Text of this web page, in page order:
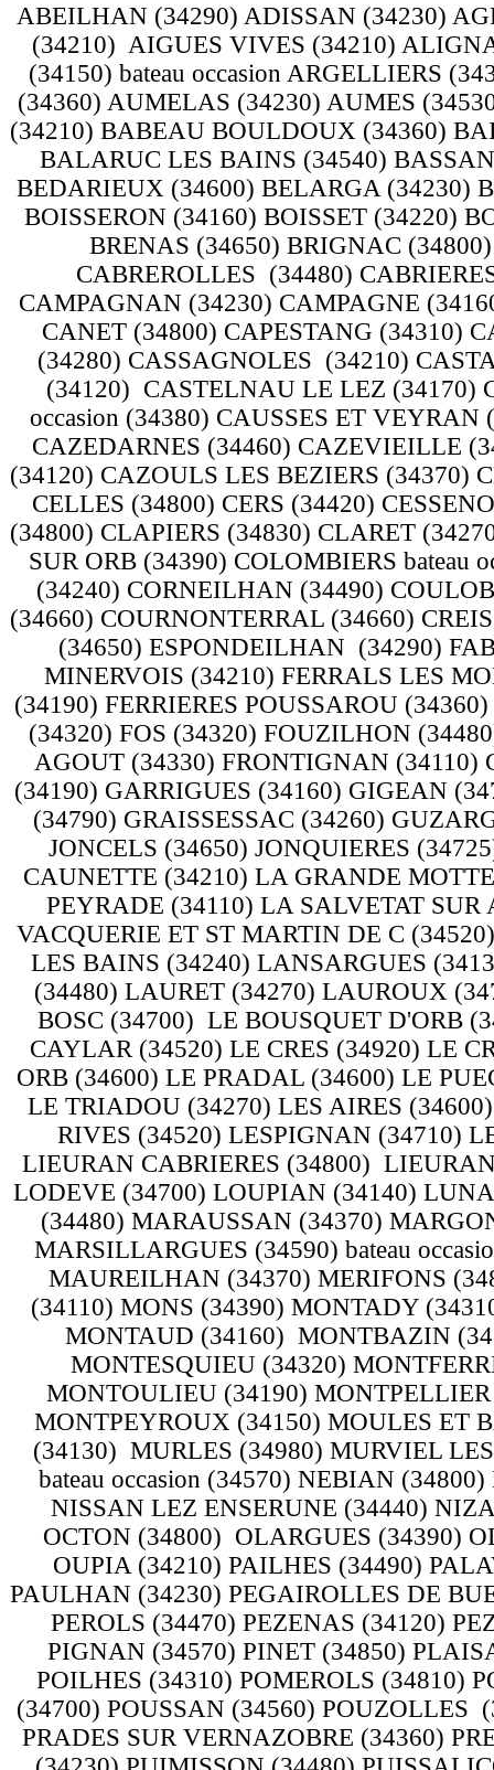
ABEILHAN (34290) ADISSAN (34230)
(34210) AIGUES VIVES (34210)
(34150) bateau occasion ARGELLIERS
(34360) AUMELAS (34230) AUMES
(34210) BABEAU BOULDOUX (34360)
BALARUC LES BAINS (34540)
BEDARIEUX (34600) BELARGA (34230)
BOISSERON (34160) BOISSET (34220)
BRENAS (34650) BRIGNAC
CABREROLLES (34480)
CAMPAGNAN (34230) CAMPAGNE
CANET (34800) CAPESTANG (34310)
(34280) CASSAGNOLES (34210)
(34120) CASTELNAU LE LEZ (34170)
occasion (34380) CAUSSES ET
CAZEDARNES (34460) CAZEVIEILLE
(34120) CAZOULS LES BEZIERS (34370)
CELLES (34800) CERS (34420)
(34800) CLAPIERS (34830) CLARET
SUR ORB (34390) COLOMBIERS
(34240) CORNEILHAN (34490)
(34660) COURNONTERRAL (34660)
(34650) ESPONDEILHAN (34290)
MINERVOIS (34210) FERRALS LES
(34190) FERRIERES POUSSAROU
(34320) FOS (34320) FOUZILHON
AGOUT (34330) FRONTIGNAN
(34190) GARRIGUES (34160) GIGEAN
(34790) GRAISSESSAC (34260)
JONCELS (34650) JONQUIERES
CAUNETTE (34210) LA GRANDE
PEYRADE (34110) LA SALVETAT
VACQUERIE ET ST MARTIN DE C
LES BAINS (34240) LANSARGUES
(34480) LAURET (34270) LAUROUX
BOSC (34700) LE BOUSQUET D'ORB
CAYLAR (34520) LE CRES (34920) LE
ORB (34600) LE PRADAL (34600) LE
LE TRIADOU (34270) LES AIRES
RIVES (34520) LESPIGNAN (34710)
LIEURAN CABRIERES (34800)
LODEVE (34700) LOUPIAN (34140)
(34480) MARAUSSAN (34370)
MARSILLARGUES (34590) bateau
MAUREILHAN (34370) MERIFONS
(34110) MONS (34390) MONTADY
MONTAUD (34160) MONTBAZIN
MONTESQUIEU (34320)
MONTOULIEU (34190)
MONTPEYROUX (34150) MOULES ET
(34130) MURLES (34980) MURVIEL
bateau occasion (34570) NEBIAN
NISSAN LEZ ENSERUNE (34440)
OCTON (34800) OLARGUES (34390)
OUPIA (34210) PAILHES (34490)
PAULHAN (34230) PEGAIROLLES DE
PEROLS (34470) PEZENAS (34120)
PIGNAN (34570) PINET (34850)
POILHES (34310) POMEROLS (34810)
(34700) POUSSAN (34560) POUZOLLES
PRADES SUR VERNAZOBRE (34360)